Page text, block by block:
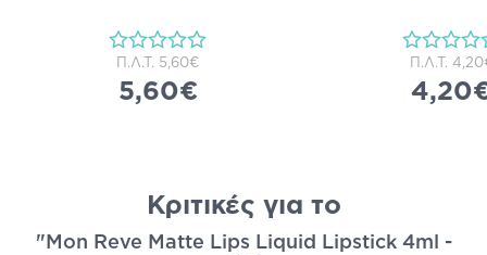
Π.Λ.Τ. 5,60€
5,60€
Π.Λ.Τ.
Κριτικές για το
"Mon Reve Matte Lips Liquid Lipstick 4ml -